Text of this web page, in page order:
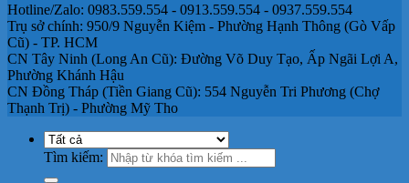
Hotline/Zalo: 0983.559.554 - 0913.559.554 - 0937.559.554
Trụ sở chính: 950/9 Nguyễn Kiệm - Phường Hạnh Thông (Gò Vấp
Cũ) - TP. HCM
CN Tây Ninh (Long An Cũ): Đường Võ Duy Tạo, Ấp Ngãi Lợi A,
Phường Khánh Hậu
CN Đồng Tháp (Tiền Giang Cũ): 554 Nguyễn Tri Phương (Chợ
Thạnh Trị) - Phường Mỹ Tho
Tìm kiếm: